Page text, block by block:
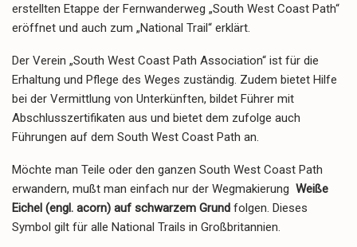
erstellten Etappe der Fernwanderweg „South West Coast Path“
eröffnet und auch zum „National Trail“ erklärt.
Der Verein „South West Coast Path Association“ ist für die
Erhaltung und Pflege des Weges zuständig. Zudem bietet Hilfe
bei der Vermittlung von Unterkünften, bildet Führer mit
Abschlusszertifikaten aus und bietet dem zufolge auch
Führungen auf dem South West Coast Path an.
Möchte man Teile oder den ganzen South West Coast Path
erwandern, mußt man einfach nur der Wegmakierung Weiße
Eichel (engl. acorn) auf schwarzem Grund folgen. Dieses
Symbol gilt für alle National Trails in Großbritannien.